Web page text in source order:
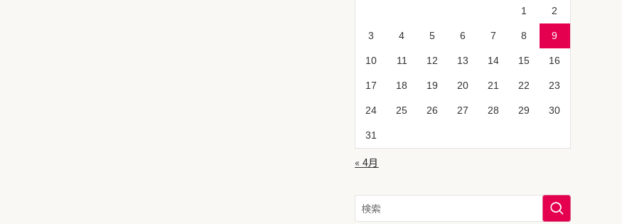
1 2
3 4 5 6 7 8 9
10 11 12 13 14 15 16
17 18 19 20 21 22 23
24 25 26 27 28 29 30
31
« 4月